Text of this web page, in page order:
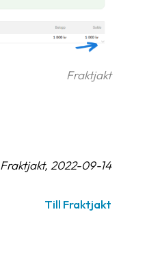
Fraktjakt
Fraktjakt, 2022-09-14
Till Fraktjakt